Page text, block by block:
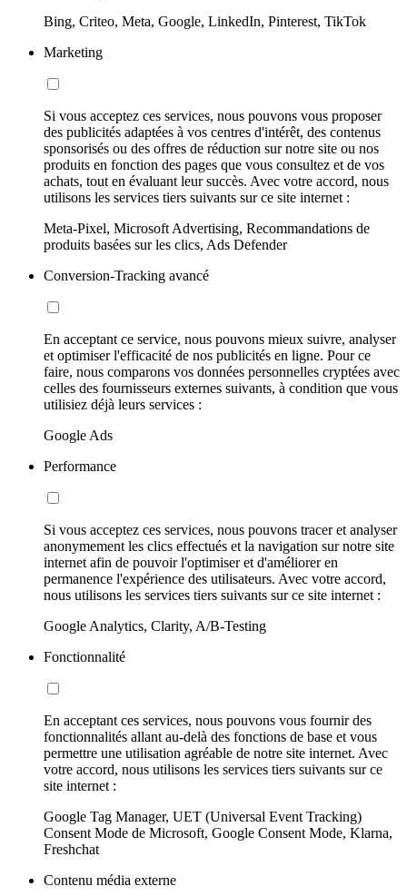
Bing, Criteo, Meta, Google, LinkedIn, Pinterest, TikTok
Marketing
Si vous acceptez ces services, nous pouvons vous proposer
des publicités adaptées à vos centres d'intérêt, des contenus
sponsorisés ou des offres de réduction sur notre site ou nos
produits en fonction des pages que vous consultez et de vos
achats, tout en évaluant leur succès. Avec votre accord, nous
utilisons les services tiers suivants sur ce site internet :
Meta-Pixel, Microsoft Advertising, Recommandations de
produits basées sur les clics, Ads Defender
Conversion-Tracking avancé
En acceptant ce service, nous pouvons mieux suivre, analyser
et optimiser l'efficacité de nos publicités en ligne. Pour ce
faire, nous comparons vos données personnelles cryptées avec
celles des fournisseurs externes suivants, à condition que vous
utilisiez déjà leurs services :
Google Ads
Performance
Si vous acceptez ces services, nous pouvons tracer et analyser
anonymement les clics effectués et la navigation sur notre site
internet afin de pouvoir l'optimiser et d'améliorer en
permanence l'expérience des utilisateurs. Avec votre accord,
nous utilisons les services tiers suivants sur ce site internet :
Google Analytics, Clarity, A/B-Testing
Fonctionnalité
En acceptant ces services, nous pouvons vous fournir des
fonctionnalités allant au-delà des fonctions de base et vous
permettre une utilisation agréable de notre site internet. Avec
votre accord, nous utilisons les services tiers suivants sur ce
site internet :
Google Tag Manager, UET (Universal Event Tracking)
Consent Mode de Microsoft, Google Consent Mode, Klarna,
Freshchat
Contenu média externe